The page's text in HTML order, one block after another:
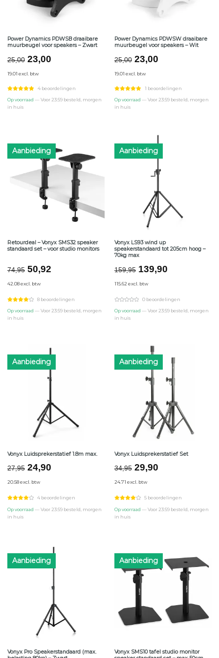
Power Dynamics PDWSB draaibare
muurbeugel voor speakers – Zwart
25,00 Oorspronkelijke
was:
€25,00.
23,00Huidige
€23,00.
19.01 excl. btw
4 beoordelingen
Op voorraad — Voor 23:59 besteld, morgen
in huis
Power Dynamics PDWSW draaibare
muurbeugel voor speakers – Wit
25,00 Oorspronkelijke
was:
€25,00.
23,00Huidige
€23,00.
19.01 excl. btw
1 beoordelingen
Op voorraad — Voor 23:59 besteld, morgen
in huis
Aanbieding
Retourdeal – Vonyx SMS32 speaker
standaard set – voor studio monitors
74,95 Oorspronkelijke
was:
€74,95.
50,92Huidige
€50,92.
42.08 excl. btw
8 beoordelingen
Op voorraad — Voor 23:59 besteld, morgen
in huis
Aanbieding
Vonyx LS93 wind up
speakerstandaard tot 205cm hoog –
70kg max
159,95 Oorspronkelijke
was:
€159,95.
139,90Huidige
€139,90.
115.62 excl. btw
0 beoordelingen
Op voorraad — Voor 23:59 besteld, morgen
in huis
Aanbieding
Vonyx Luidsprekerstatief 1.8m max.
27,95 Oorspronkelijke
was:
€27,95.
24,90Huidige
€24,90.
20.58 excl. btw
4 beoordelingen
Op voorraad — Voor 23:59 besteld, morgen
in huis
Aanbieding
Vonyx Luidsprekerstatief Set
34,95 Oorspronkelijke
was:
€34,95.
29,90Huidige
€29,90.
24.71 excl. btw
5 beoordelingen
Op voorraad — Voor 23:59 besteld, morgen
in huis
Aanbieding
Vonyx Pro Speakerstandaard (max.
Aanbieding
Vonyx SMS10 tafel studio monitor